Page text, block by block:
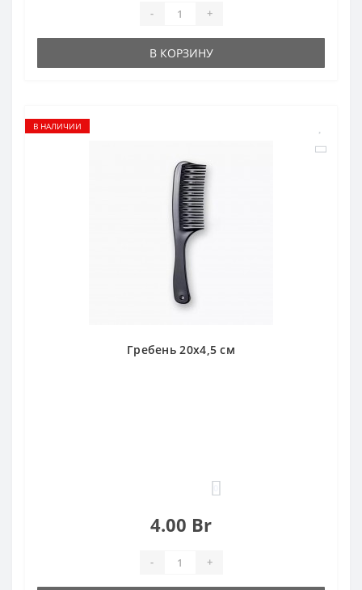
- +
В КОРЗИНУ
В НАЛИЧИИ
Гребень 20х4,5 см
4.00 Br
- +